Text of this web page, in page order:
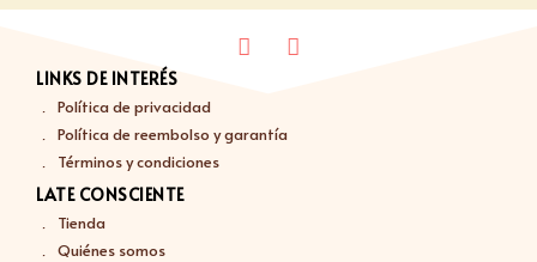
LINKS DE INTERÉS
Política de privacidad
Política de reembolso y garantía
Términos y condiciones
LATE CONSCIENTE
Tienda
Quiénes somos